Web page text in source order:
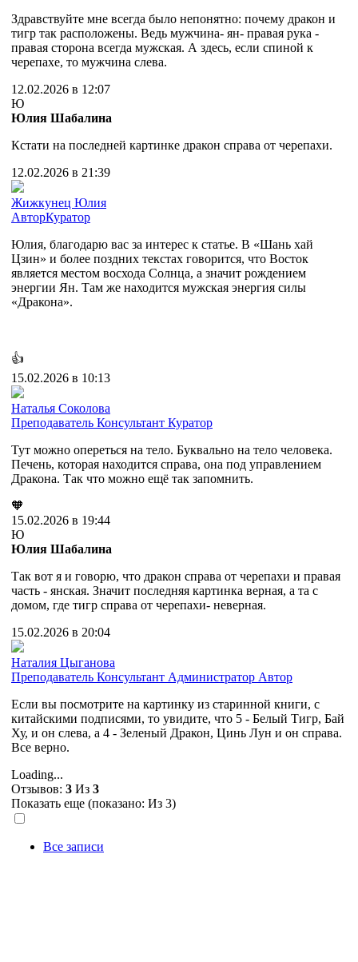
Здравствуйте мне всегда было непонятно: почему дракон и
тигр так расположены. Ведь мужчина- ян- правая рука -
правая сторона всегда мужская. А здесь, если спиной к
черепахе, то мужчина слева.
12.02.2026 в 12:07
Ю
Юлия Шабалина
Кстати на последней картинке дракон справа от черепахи.
12.02.2026 в 21:39
Жижкунец Юлия
АвторКуратор
Юлия, благодарю вас за интерес к статье. В «Шань хай
Цзин» и более поздних текстах говорится, что Восток
является местом восхода Солнца, а значит рождением
энергии Ян. Там же находится мужская энергия силы
«Дракона».
👍
15.02.2026 в 10:13
Наталья Соколова
Преподаватель Консультант Куратор
Тут можно опереться на тело. Буквально на тело человека.
Печень, которая находится справа, она под управлением
Дракона. Так что можно ещё так запомнить.
🧡
15.02.2026 в 19:44
Ю
Юлия Шабалина
Так вот я и говорю, что дракон справа от черепахи и правая
часть - янская. Значит последняя картинка верная, а та с
домом, где тигр справа от черепахи- неверная.
15.02.2026 в 20:04
Наталия Цыганова
Преподаватель Консультант Администратор Автор
Если вы посмотрите на картинку из старинной книги, с
китайскими подписями, то увидите, что 5 - Белый Тигр, Бай
Ху, и он слева, а 4 - Зеленый Дракон, Цинь Лун и он справа.
Все верно.
Loading...
Отзывов: 3 Из 3
Показать еще (показано: Из 3)
Все записи